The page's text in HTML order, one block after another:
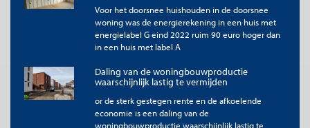
De werking van prijsvorming op de woningmarkt versterkt de
grilligheid van huizenprijzen. Huishoudens baseren hun
verwachtingen over de toekomstige huizenprijzenvoor een
zijn hun verwachtingen op de piek van de woningmarkt te
optimistisch, en hun verwachtingen wanneer de markt de
bodem nadert juist te negatief. Als gevolg hiervan is bij
prijsvorming op de woningmarkt sprake vaneen zichzelf
versterkend mechanisme. Mede door het onvolmaakte
Voor het doorsnee huishouden in de doorsnee
woning was de energierekening in een huis met
energielabel G eind 2022 ruim 90 euro hoger dan
in een huis met label A
Daling van de woningbouwproductie
waarschijnlijk lastig te vermijden
or de sterk gestegen rente en de afkoelende
economie is een daling van de
woningbouwproductie waarschijnlijk lastig te